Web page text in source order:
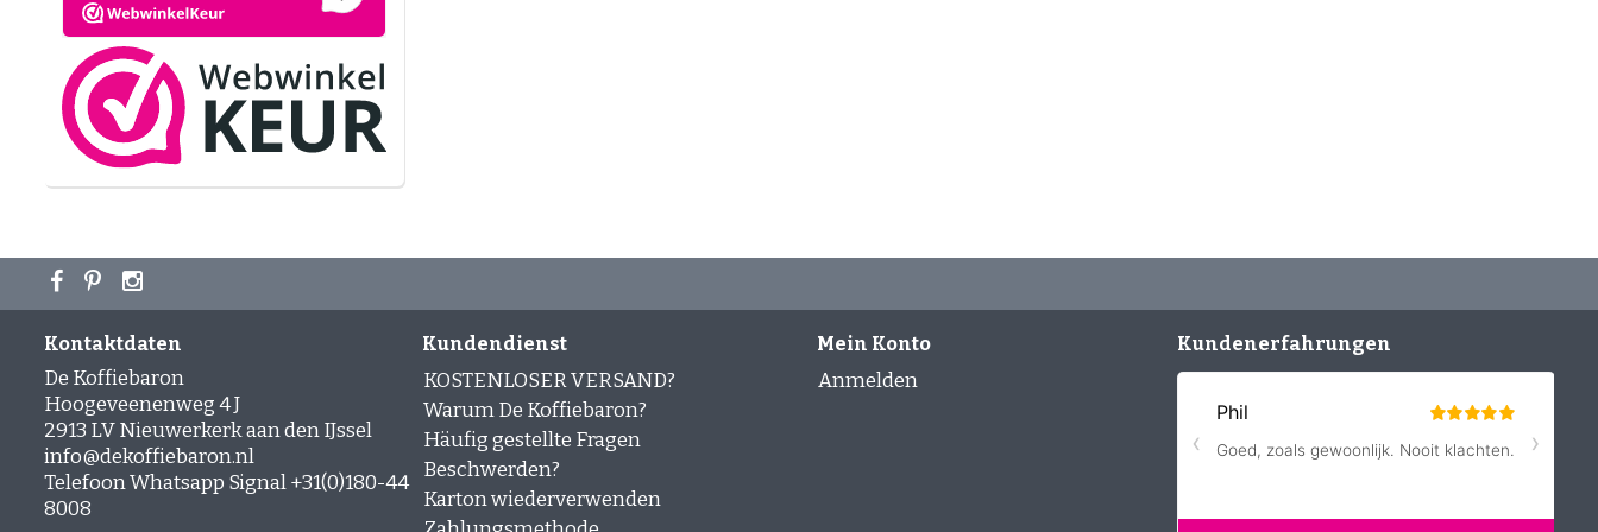
Kontaktdaten
De Koffiebaron
Hoogeveenenweg 4 J
2913 LV Nieuwerkerk aan den IJssel
info@dekoffiebaron.nl
Telefoon Whatsapp Signal +31(0)180-44
8008
Kundendienst
KOSTENLOSER VERSAND?
Warum De Koffiebaron?
Häufig gestellte Fragen
Beschwerden?
Karton wiederverwenden
Mein Konto
Anmelden
Kundenerfahrungen